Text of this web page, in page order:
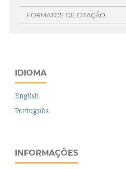
FORMATOS DE CITAÇÃO
IDIOMA
English
Português
INFORMAÇÕES